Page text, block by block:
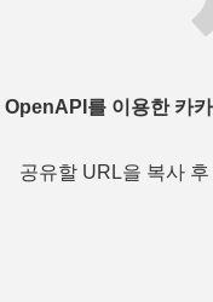
OpenAPI를 이용한 카
공유할 URL을 복사